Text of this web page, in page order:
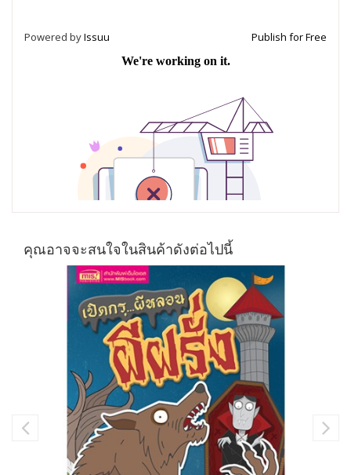
Powered byIssuu Publish for Free
คุณอาจจะสนใจในสินค้าดังต่อไปนี้